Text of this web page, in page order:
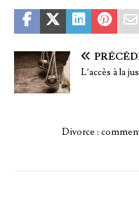
L’accès à la
Divorce :